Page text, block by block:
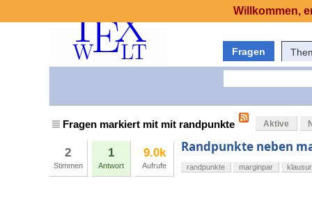
Fragen
Fragen markiert mit mit randpunkte Aktive
2
Stimmen
1
Antwort
9.0k
Aufrufe
Randpunkte neben
randpunkte marginpar
Willkommen,